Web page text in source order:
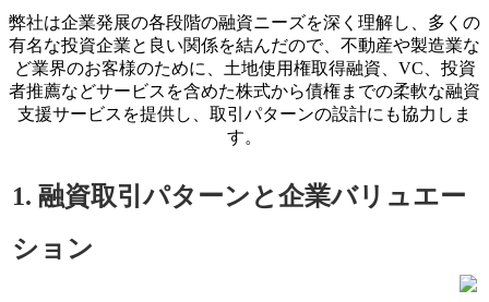
弊社は企業発展の各段階の融資ニーズを深く理解し、多くの
有名な投資企業と良い関係を結んだので、不動産や製造業な
ど業界のお客様のために、土地使用権取得融資、VC、投資
者推薦などサービスを含めた株式から債権までの柔軟な融資
支援サービスを提供し、取引パターンの設計にも協力しま
す。
1. 融資取引パターンと企業バリュエー
ション